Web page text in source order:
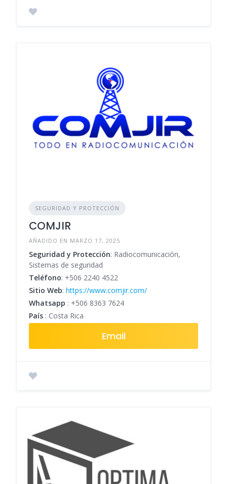
SEGURIDAD Y PROTECCIÓN
COMJIR
AÑADIDO EN MARZO 17, 2025
Seguridad y Protección: Radiocomunicación,
Sistemas de seguridad
Teléfono: +506 2240 4522
Sitio Web: https://www.comjir.com/
Whatsapp : +506 8363 7624
País : Costa Rica
Email